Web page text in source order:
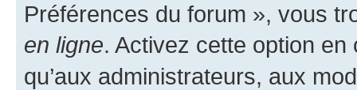
Préférences du forum », vous
en ligne. Activez cette option
qu’aux administrateurs, aux